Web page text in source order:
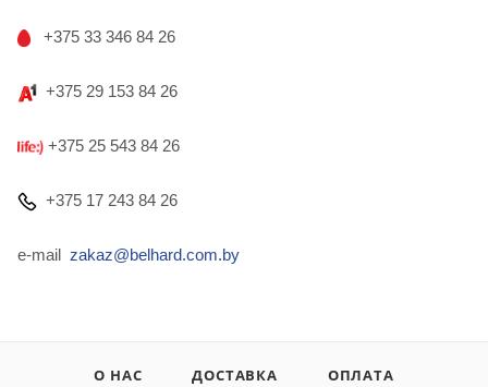
+375 33 346 84 26
+375 29 153 84 26
+375 25 543 84 26
+375 17 243 84 26
e-mail zakaz@belhard.com.by
О НАС ДОСТАВКА
ОПЛАТА